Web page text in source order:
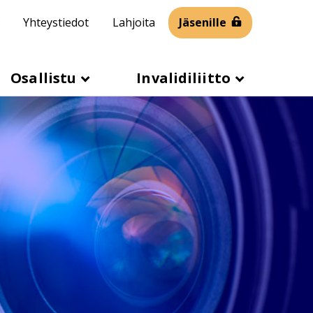
Yhteystiedot Lahjoita Jäsenille
Osallistu Invalidiliitto